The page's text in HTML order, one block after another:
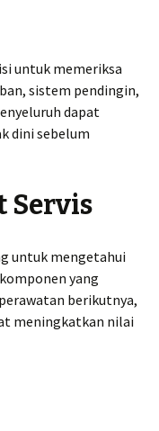
untuk memeriksa
sistem pendingin,
dapat
dini sebelum
Servis
untuk mengetahui
yang
berikutnya,
meningkatkan nilai